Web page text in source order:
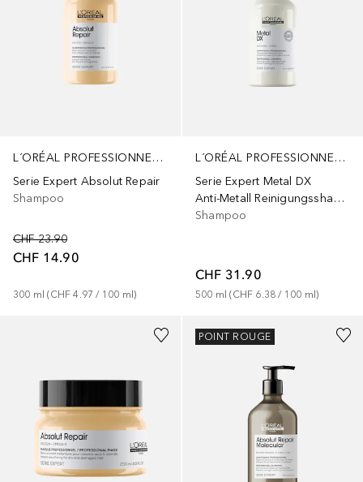
L´ORÉAL PROFESSIONNEL PARIS
Serie Expert Absolut Repair
Shampoo
CHF 23.90
CHF 14.90
300 ml (CHF 4.97 / 100 ml)
L´ORÉAL PROFESSIONNEL PARIS
Serie Expert Metal DX
Anti-Metall Reinigungsshampoo für glänzendes & seidig aussehendes Haar, langanhaltende Farben
Shampoo
CHF 31.90
500 ml (CHF 6.38 / 100 ml)
POINT ROUGE